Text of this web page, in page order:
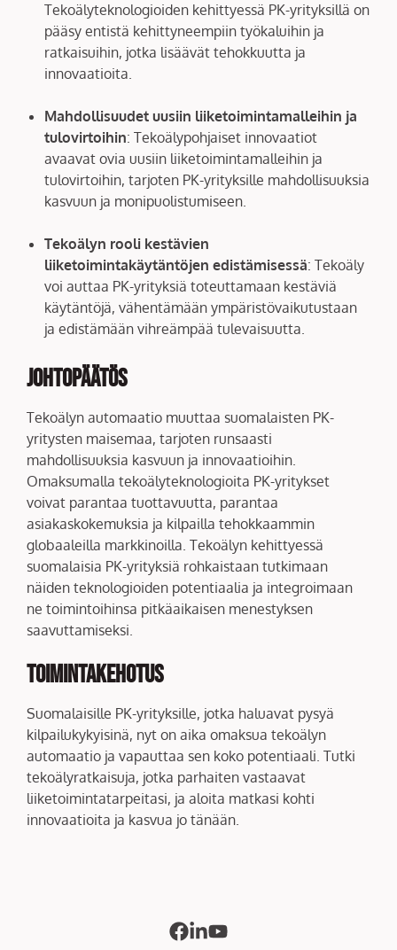
Tekoälyteknologioiden kehittyessä PK-yrityksillä on
pääsy entistä kehittyneempiin työkaluihin ja
ratkaisuihin, jotka lisäävät tehokkuutta ja
innovaatioita.
Mahdollisuudet uusiin liiketoimintamalleihin ja
tulovirtoihin: Tekoälypohjaiset innovaatiot
avaavat ovia uusiin liiketoimintamalleihin ja
tulovirtoihin, tarjoten PK-yrityksille mahdollisuuksia
kasvuun ja monipuolistumiseen.
Tekoälyn rooli kestävien
liiketoimintakäytäntöjen edistämisessä: Tekoäly
voi auttaa PK-yrityksiä toteuttamaan kestäviä
käytäntöjä, vähentämään ympäristövaikutustaan
ja edistämään vihreämpää tulevaisuutta.
Johtopäätös
Tekoälyn automaatio muuttaa suomalaisten PK-
yritysten maisemaa, tarjoten runsaasti
mahdollisuuksia kasvuun ja innovaatioihin.
Omaksumalla tekoälyteknologioita PK-yritykset
voivat parantaa tuottavuutta, parantaa
asiakaskokemuksia ja kilpailla tehokkaammin
globaaleilla markkinoilla. Tekoälyn kehittyessä
suomalaisia PK-yrityksiä rohkaistaan tutkimaan
näiden teknologioiden potentiaalia ja integroimaan
ne toimintoihinsa pitkäaikaisen menestyksen
saavuttamiseksi.
Toimintakehotus
Suomalaisille PK-yrityksille, jotka haluavat pysyä
kilpailukykyisinä, nyt on aika omaksua tekoälyn
automaatio ja vapauttaa sen koko potentiaali. Tutki
tekoälyratkaisuja, jotka parhaiten vastaavat
liiketoimintatarpeitasi, ja aloita matkasi kohti
innovaatioita ja kasvua jo tänään.